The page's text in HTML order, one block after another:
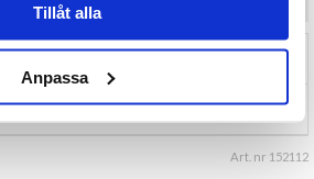
Tillåt alla
Anpassa
Art. nr 152112